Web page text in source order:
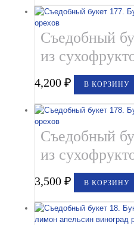
Съедобный
из
4,200₽ В КОРЗИНУ
Съедобный
из
3,500₽ В КОРЗИНУ